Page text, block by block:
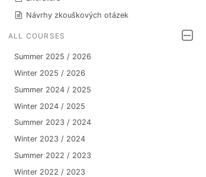
Návrhy zkouškových otázek
ALL COURSES
Summer 2025 / 2026
Winter 2025 / 2026
Summer 2024 / 2025
Winter 2024 / 2025
Summer 2023 / 2024
Winter 2023 / 2024
Summer 2022 / 2023
Winter 2022 / 2023